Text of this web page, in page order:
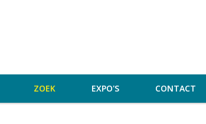
ZOEK EXPO'S CONTACT